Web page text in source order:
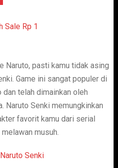
Naruto, pasti kamu tidak asing
Game ini sangat populer di
telah dimainkan oleh
Naruto Senki memungkinkan
favorit kamu dari serial
musuh.